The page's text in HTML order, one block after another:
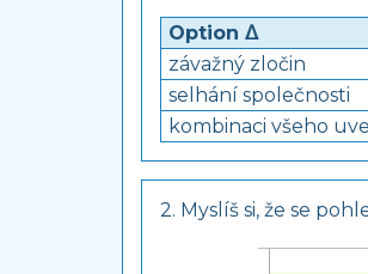
Option ᐃ
závažný zločin
selhání společnosti
kombinaci všeho
2. Myslíš si, že se